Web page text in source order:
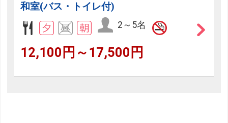
和室(バス・トイレ付)
2～5名
12,100円～17,500円